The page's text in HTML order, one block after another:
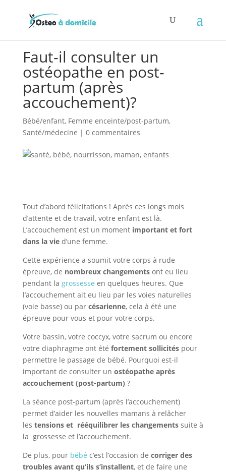
Faut-il consulter un
ostéopathe en post-
partum (après
accouchement)?
Bébé/enfant, Femme enceinte/post-partum,
Santé/médecine | 0 commentaires
Tout d’abord félicitations ! Après ces longs mois
d’attente et de travail, votre enfant est là.
L’accouchement est un moment important et fort
dans la vie d’une femme.
Cette expérience a soumit votre corps à rude
épreuve, de nombreux changements ont eu lieu
pendant la grossesse en quelques heures. Que
l’accouchement ait eu lieu par les voies naturelles
(voie basse) ou par césarienne, cela à été une
épreuve pour vous et pour votre corps.
Votre bassin, votre coccyx, votre sacrum ou encore
votre diaphragme ont été fortement sollicités pour
permettre le passage de bébé. Pourquoi est-il
important de consulter un ostéopathe après
accouchement (post-partum) ?
La séance post-partum (après l’accouchement)
permet d’aider les nouvelles mamans à relâcher
les tensions et rééquilibrer les changementssuite à
la grossesse et l’accouchement.
De plus, pour bébé c’est l’occasion de corriger des
troubles avant qu’ils s’installent, et de faire une